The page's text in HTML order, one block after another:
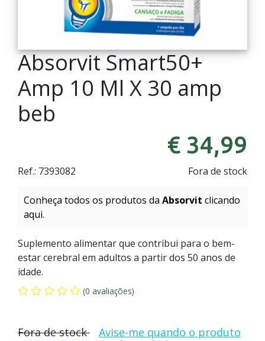
Absorvit Smart50+
Amp 10 Ml X 30 amp
beb
€ 34,99
Fora de stock
Ref.: 7393082
Conheça todos os produtos da Absorvit clicando
aqui.
Suplemento alimentar que contribui para o bem-
estar cerebral em adultos a partir dos 50 anos de
idade.
(0 avaliações)
Fora de stock
Avise-me quando o produto